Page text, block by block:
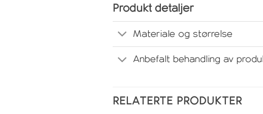
Produkt detaljer
Materiale og størrelse
Anbefalt behandling av
RELATERTE PRODUKTER